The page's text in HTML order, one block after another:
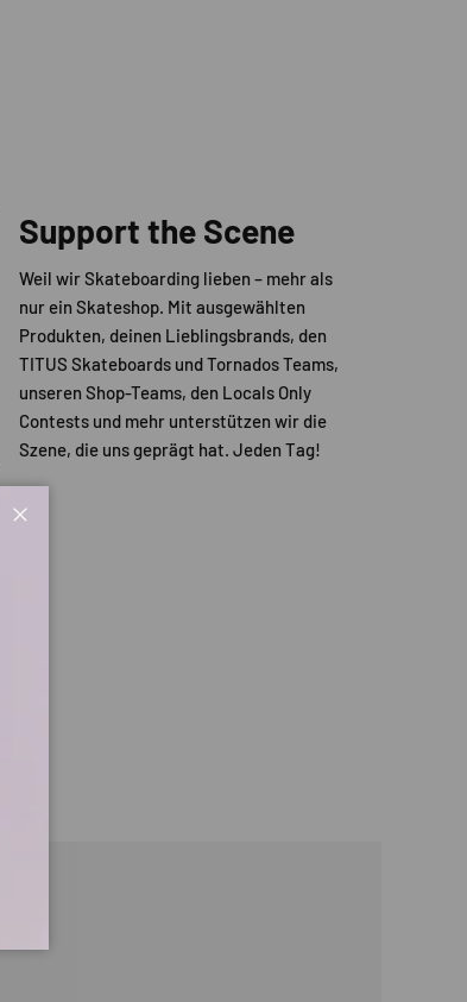
Support the Scene
Weil wir Skateboarding lieben – mehr als
nur ein Skateshop. Mit ausgewählten
Produkten, deinen Lieblingsbrands, den
TITUS Skateboards und Tornados Teams,
unseren Shop-Teams, den Locals Only
Contests und mehr unterstützen wir die
Szene, die uns geprägt hat. Jeden Tag!